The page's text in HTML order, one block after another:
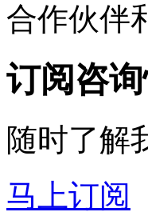
合作伙伴
订阅咨
随时了解
马上订阅